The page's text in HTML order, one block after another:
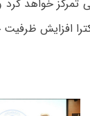
خواهد
افزایش